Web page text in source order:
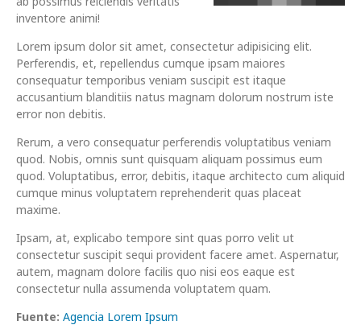
inventore animi!
Lorem ipsum dolor sit amet, consectetur adipisicing elit.
Perferendis, et, repellendus cumque ipsam maiores
consequatur temporibus veniam suscipit est itaque
accusantium blanditiis natus magnam dolorum nostrum iste
error non debitis.
Rerum, a vero consequatur perferendis voluptatibus veniam
quod. Nobis, omnis sunt quisquam aliquam possimus eum
quod. Voluptatibus, error, debitis, itaque architecto cum aliquid
cumque minus voluptatem reprehenderit quas placeat
maxime.
Ipsam, at, explicabo tempore sint quas porro velit ut
consectetur suscipit sequi provident facere amet. Aspernatur,
autem, magnam dolore facilis quo nisi eos eaque est
consectetur nulla assumenda voluptatem quam.
Fuente: Agencia Lorem Ipsum